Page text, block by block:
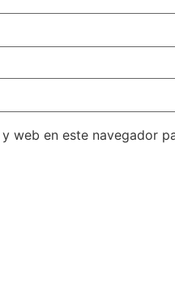
web en este navegador